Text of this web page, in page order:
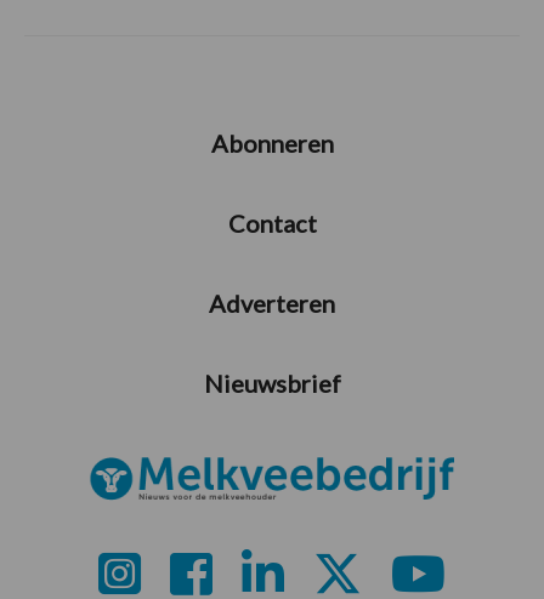
Abonneren
Contact
Adverteren
Nieuwsbrief